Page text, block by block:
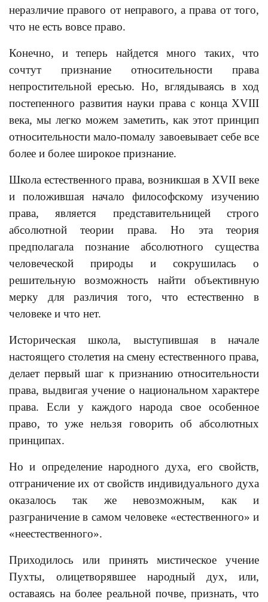
неразличие правого от неправого, а права от того,
что не есть вовсе право.
Конечно, и теперь найдется много таких, что
сочтут признание относительности права
непростительной ересью. Но, вглядываясь в ход
постепенного развития науки права с конца XVIII
века, мы легко можем заметить, как этот принцип
относительности мало-помалу завоевывает себе все
более и более широкое признание.
Школа естественного права, возникшая в XVII веке
и положившая начало философскому изучению
права, является представительницей строго
абсолютной теории права. Но эта теория
предполагала познание абсолютного существа
человеческой природы и сокрушилась о
решительную возможность найти объективную
мерку для различия того, что естественно в
человеке и что нет.
Историческая школа, выступившая в начале
настоящего столетия на смену естественного права,
делает первый шаг к признанию относительности
права, выдвигая учение о национальном характере
права. Если у каждого народа свое особенное
право, то уже нельзя говорить об абсолютных
принципах.
Но и определение народного духа, его свойств,
отграничение их от свойств индивидуального духа
оказалось так же невозможным, как и
разграничение в самом человеке «естественного» и
«неестественного».
Приходилось или принять мистическое учение
Пухты, олицетворявшее народный дух, или,
оставаясь на более реальной почве, признать, что